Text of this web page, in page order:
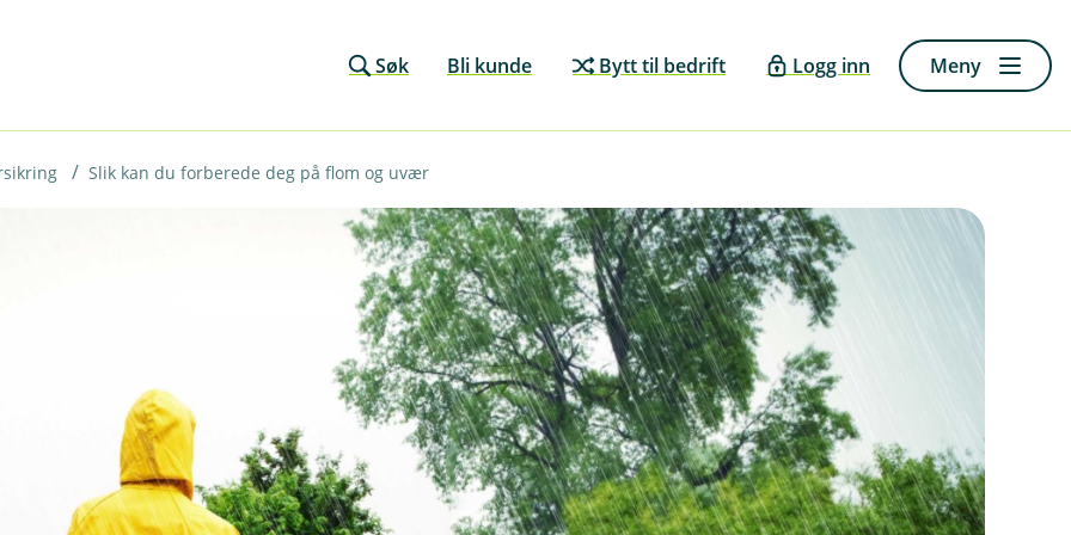
Søk Bli kunde Bytt til bedrift Logg inn Meny
Slik kan du forberede deg på flom og uvær